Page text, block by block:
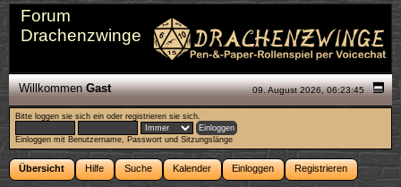
Forum
Drachenzwinge
09. August 2026, 06:23:45
WillkommenGast
Bitte loggen sie sich ein oderregistrieren sie sich.
Einloggen mit Benutzername, Passwort und Sitzungslänge
Übersicht Hilfe Suche Kalender Einloggen Registrieren